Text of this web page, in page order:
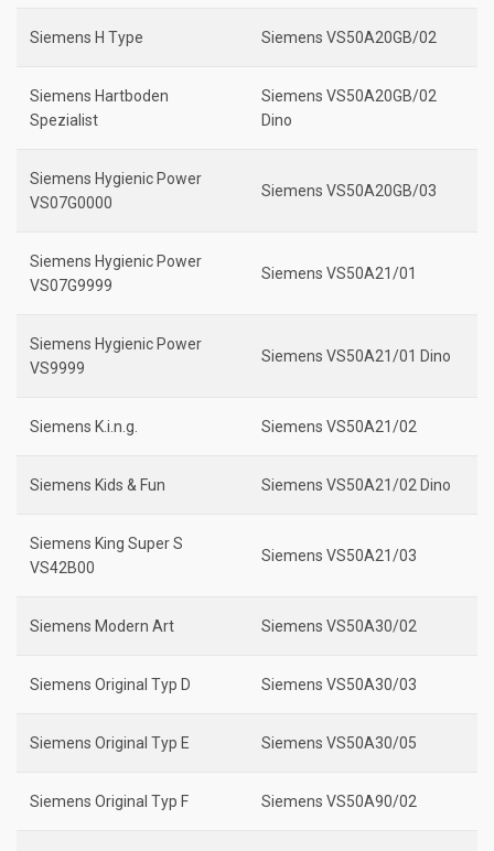
Siemens H Type Siemens VS50A20GB/02
Siemens Hartboden
Spezialist
Siemens VS50A20GB/02
Dino
Siemens Hygienic Power
VS07G0000
Siemens VS50A20GB/03
Siemens Hygienic Power
VS07G9999
Siemens VS50A21/01
Siemens Hygienic Power
VS9999
Siemens VS50A21/01 Dino
Siemens K.i.n.g. Siemens VS50A21/02
Siemens Kids & Fun Siemens VS50A21/02 Dino
Siemens King Super S
VS42B00
Siemens VS50A21/03
Siemens Modern Art Siemens VS50A30/02
Siemens Original Typ D Siemens VS50A30/03
Siemens Original Typ E Siemens VS50A30/05
Siemens Original Typ F Siemens VS50A90/02